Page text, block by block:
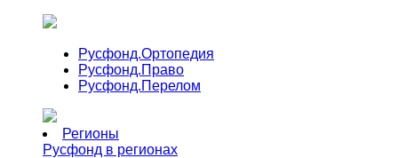
Русфонд.Ортопедия
Русфонд.Право
Русфонд.Перелом
Регионы
Русфонд в регионах